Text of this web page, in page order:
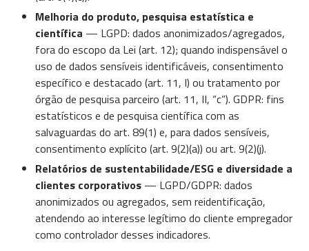
Melhoria do produto, pesquisa estatística e
científica — LGPD: dados anonimizados/agregados,
fora do escopo da Lei (art. 12); quando indispensável o
uso de dados sensíveis identificáveis, consentimento
específico e destacado (art. 11, I) ou tratamento por
órgão de pesquisa parceiro (art. 11, II, “c”). GDPR: fins
estatísticos e de pesquisa científica com as
salvaguardas do art. 89(1) e, para dados sensíveis,
consentimento explícito (art. 9(2)(a)) ou art. 9(2)(j).
Relatórios de sustentabilidade/ESG e diversidade a
clientes corporativos — LGPD/GDPR: dados
anonimizados ou agregados, sem reidentificação,
atendendo ao interesse legítimo do cliente empregador
como controlador desses indicadores.